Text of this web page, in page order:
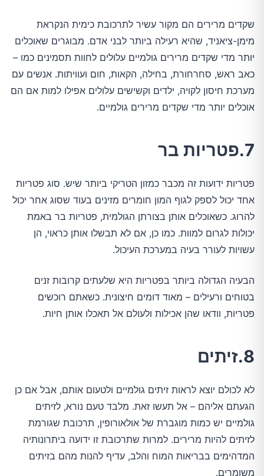
שקדים מרירים הם מקור עשיר לתרכובת כימית הנקראת
מימן-ציאניד, שהיא רעילה ביותר לבני אדם. מבוגרים שאוכלים
יותר מדי שקדים מרירים גולמיים עלולים לחוות תסמינים כמו –
כאב ראש, סחרחורת, בחילה, הקאות, חום ועוויתות. אנשים עם
מערכת חיסון לקויה, ילדים וקשישים עלולים אפילו למות אם הם
אוכלים יותר מדי שקדים מרירים גולמיים.
7.פטריות בר
פטריות ידועות זה מכבר כמזון הטריקי ביותר שיש. סוג פטריות
אחד יכול לספק לגוף המון חומרים מזינים בעוד שסוג אחר יכול
להרוג. כשאוכלים אותן בצורתן הגולמית, פטריות בר באמת
יכולות לגרום למוות. כמו כן, אם לא תבשלו אותן כראוי, הן
עשויות לעורר בעיה במערכת העיכול.
הבעיה הגדולה ביותר בפטריות היא שלעתים קרובות זנים
בטוחים ורעילים – מאוד דומים חיצונית. כשאתם רוכשים
פטריות, וודאו שהן אכילות ולעולם אל תאכלו אותן חיות.
8.זיתים
לא לכולם יוצא לראות זיתים גולמיים ולטעום אותם, אבל אם כן
הגעתם אליהם – אל תעשו זאת. מלבד טעם נורא, לזיתים
גולמיים יש כמות מוגברת של אולאורופין, תרכובת שגורמת
לזיתים להיות מרירים. למרות שתרכובת זו ידועה ביתרונותיה
המדהימים בבריאות המוח והלב, עדיף להנות מהם בזיתים
משומרים.